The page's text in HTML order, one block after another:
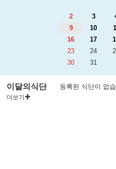
2
3
9
10
16
17
23
24
30
31
이달의식단
더보기
등록된 식단이 없